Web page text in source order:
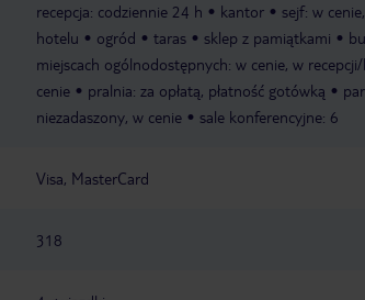
recepcja: codziennie 24 h kantor sejf: w
hotelu
ogród taras sklep z pamiątkami
miejscach ogólnodostępnych: w cenie, w
cenie
pralnia: za opłatą, płatność gotówką
niezadaszony, w cenie
sale konferencyjne: 6
Visa, MasterCard
318